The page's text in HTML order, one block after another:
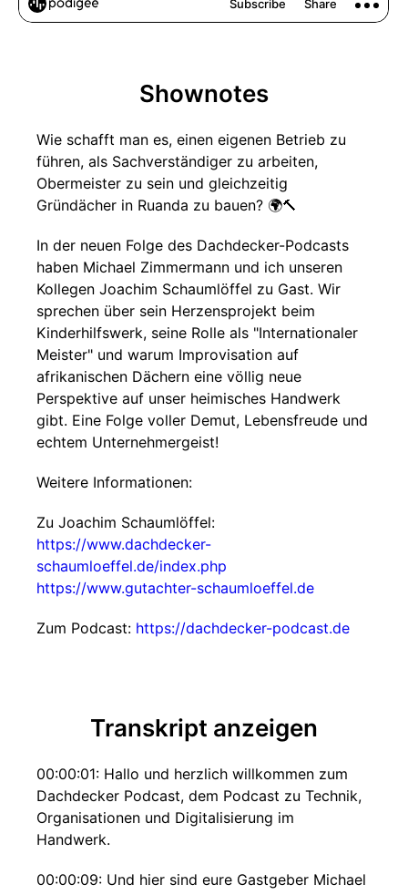
Shownotes
Wie schafft man es, einen eigenen Betrieb zu
führen, als Sachverständiger zu arbeiten,
Obermeister zu sein und gleichzeitig
Gründächer in Ruanda zu bauen? 🌍🔨
In der neuen Folge des Dachdecker-Podcasts
haben Michael Zimmermann und ich unseren
Kollegen Joachim Schaumlöffel zu Gast. Wir
sprechen über sein Herzensprojekt beim
Kinderhilfswerk, seine Rolle als "Internationaler
Meister" und warum Improvisation auf
afrikanischen Dächern eine völlig neue
Perspektive auf unser heimisches Handwerk
gibt. Eine Folge voller Demut, Lebensfreude und
echtem Unternehmergeist!
Weitere Informationen:
Zu Joachim Schaumlöffel:
https://www.dachdecker-
schaumloeffel.de/index.php
https://www.gutachter-schaumloeffel.de
Zum Podcast: https://dachdecker-podcast.de
Transkript anzeigen
00:00:01: Hallo und herzlich willkommen zum
Dachdecker Podcast, dem Podcast zu Technik,
Organisationen und Digitalisierung im
Handwerk.
00:00:09: Und hier sind eure Gastgeber Michael